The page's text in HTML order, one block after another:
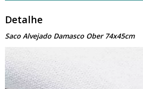
Detalhe
Saco Alvejado Damasco Ober 74x45cm